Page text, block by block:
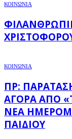
ΚΟΙΝΩΝΙΑ
ΚΟΙΝΩΝΙΑ
ΠΡ:
ΑΓΟΡΆ ΑΠΌ
ΝΈΑ
ΠΑΙΔΙΟΎ